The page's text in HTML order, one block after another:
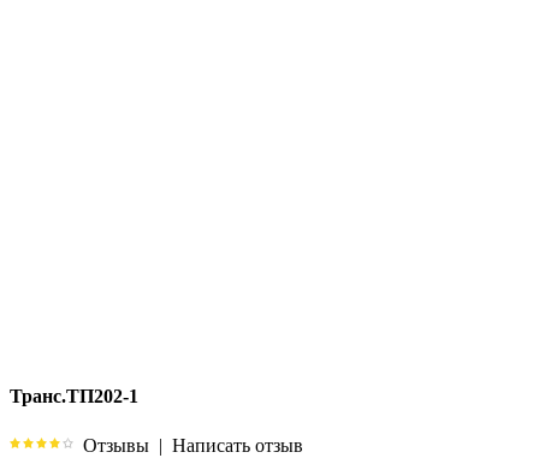
Транс.ТП202-1
Отзывы | Написать отзыв